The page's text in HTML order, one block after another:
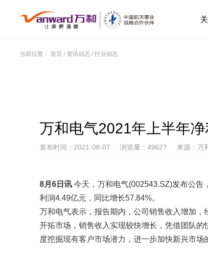
当前位置：首页 / 资讯动态 /行业动态
万和电气2021年上半年
发布时间：2021-08-07 浏览量：49627 来源：万
8月6日讯今天，万和电气(002543.SZ)发布公告
利润4.49亿元，同比增长57.84%。
万和电气表示，报告期内，公司销售收入增加
开拓市场，销售收入实现较快增长，凭借团队
度挖掘现有客户市场潜力，进一步加快新兴市场